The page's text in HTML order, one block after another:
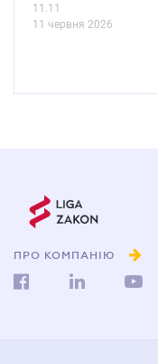
11.11
11 червня 2026
ПРО КОМПАНІЮ